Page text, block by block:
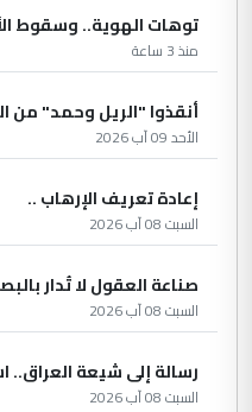
توهات الهوية.. وسقوط
منذ 3 ساعة
أنقذوا "الريل وحمد" من
الأحد 09 آب 2026
إعادة تعريف الإرهاب ..
السبت 08 آب 2026
صناعة العقول لا تُدار
السبت 08 آب 2026
رسالة إلى شيعة العراق..
السبت 08 آب 2026